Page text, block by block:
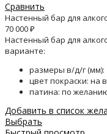
Сравнить
Настенный бар для
70 000₽
Настенный бар для
варианте:
размеры в/д/г (мм):
цвет покраски: на
патина: по
Добавить в список
Выбрать